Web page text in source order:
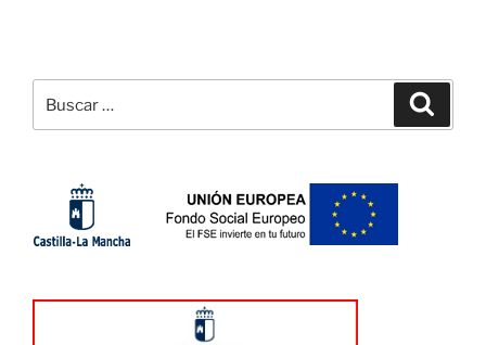
por: